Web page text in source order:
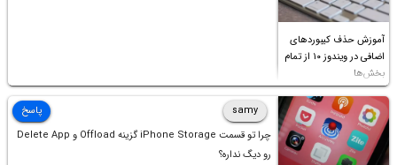
آموزش حذف کیبوردهای
اضافی در ویندوز ۱۰ از تمام
بخش‌ها
samy
چرا تو قسمت iPhone Storage گزینه Offload و Delete App
رو دیگ نداره؟
پاسخ